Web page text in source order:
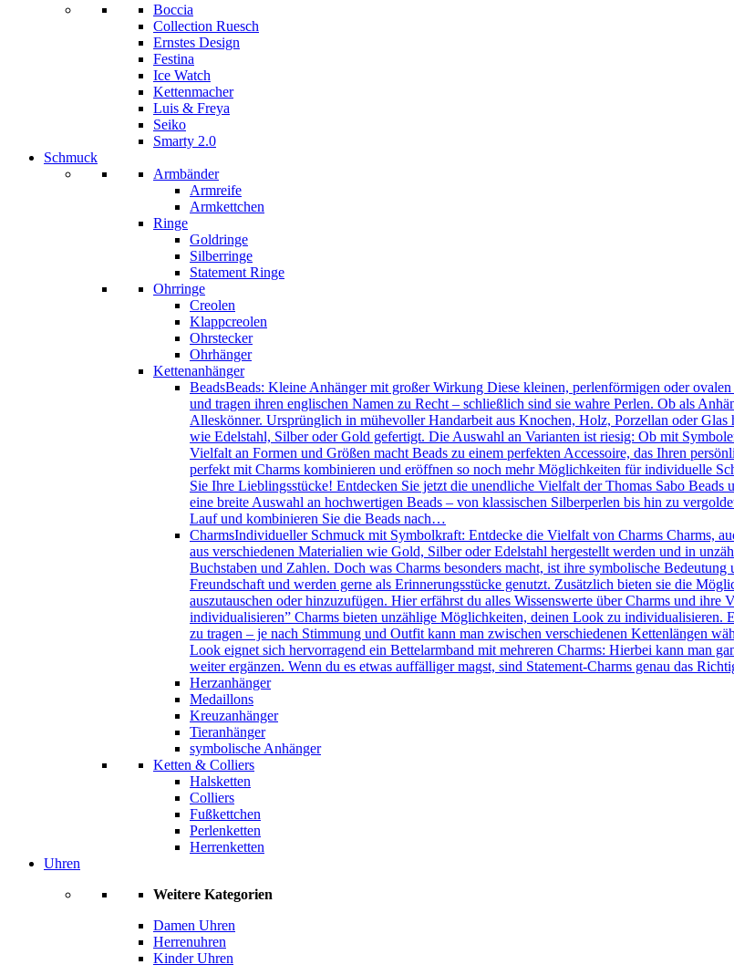
Boccia
Collection Ruesch
Ernstes Design
Festina
Ice Watch
Kettenmacher
Luis & Freya
Seiko
Smarty 2.0
Schmuck
Armbänder
Armreife
Armkettchen
Ringe
Goldringe
Silberringe
Statement Ringe
Ohrringe
Creolen
Klappcreolen
Ohrstecker
Ohrhänger
Kettenanhänger
BeadsBeads: Kleine Anhänger mit großer Wirkung Diese kleinen, perlenförmigen oder
und tragen ihren englischen Namen zu Recht – schließlich sind sie wahre Perlen. Ob als
Alleskönner. Ursprünglich in mühevoller Handarbeit aus Knochen, Holz, Porzellan oder
wie Edelstahl, Silber oder Gold gefertigt. Die Auswahl an Varianten ist riesig: Ob mit
Vielfalt an Formen und Größen macht Beads zu einem perfekten Accessoire, das Ihren
perfekt mit Charms kombinieren und eröffnen so noch mehr Möglichkeiten für individuelle
Sie Ihre Lieblingsstücke! Entdecken Sie jetzt die unendliche Vielfalt der Thomas Sabo
eine breite Auswahl an hochwertigen Beads – von klassischen Silberperlen bis hin zu
Lauf und kombinieren Sie die Beads nach…
CharmsIndividueller Schmuck mit Symbolkraft: Entdecke die Vielfalt von Charms Charms,
aus verschiedenen Materialien wie Gold, Silber oder Edelstahl hergestellt werden und in
Buchstaben und Zahlen. Doch was Charms besonders macht, ist ihre symbolische
Freundschaft und werden gerne als Erinnerungsstücke genutzt. Zusätzlich bieten sie die
auszutauschen oder hinzuzufügen. Hier erfährst du alles Wissenswerte über Charms und
individualisieren” Charms bieten unzählige Möglichkeiten, deinen Look zu
zu tragen – je nach Stimmung und Outfit kann man zwischen verschiedenen Kettenlängen
Look eignet sich hervorragend ein Bettelarmband mit mehreren Charms: Hierbei kann man
weiter ergänzen. Wenn du es etwas auffälliger magst, sind Statement-Charms genau das
Herzanhänger
Medaillons
Kreuzanhänger
Tieranhänger
symbolische Anhänger
Ketten & Colliers
Halsketten
Colliers
Fußkettchen
Perlenketten
Herrenketten
Uhren
Weitere Kategorien
Damen Uhren
Herrenuhren
Kinder Uhren